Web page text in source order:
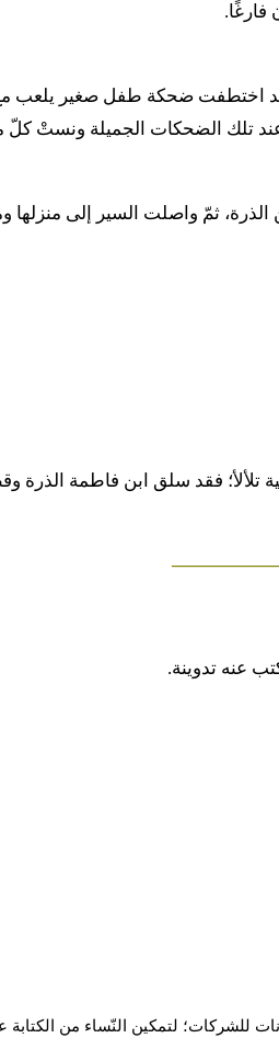
فارغًا.
اختطفت ضحكة طفل صغير يلعب مع
تلك الضحكات الجميلة ونستْ كلّ
الذرة، وبادرتها بابتسامة تكاد تقف على حدود الضحك، واشترت منها
فقد سلق ابن فاطمة الذرة
عنه تدوينة.
للشركات؛ لتمكين النّساء من